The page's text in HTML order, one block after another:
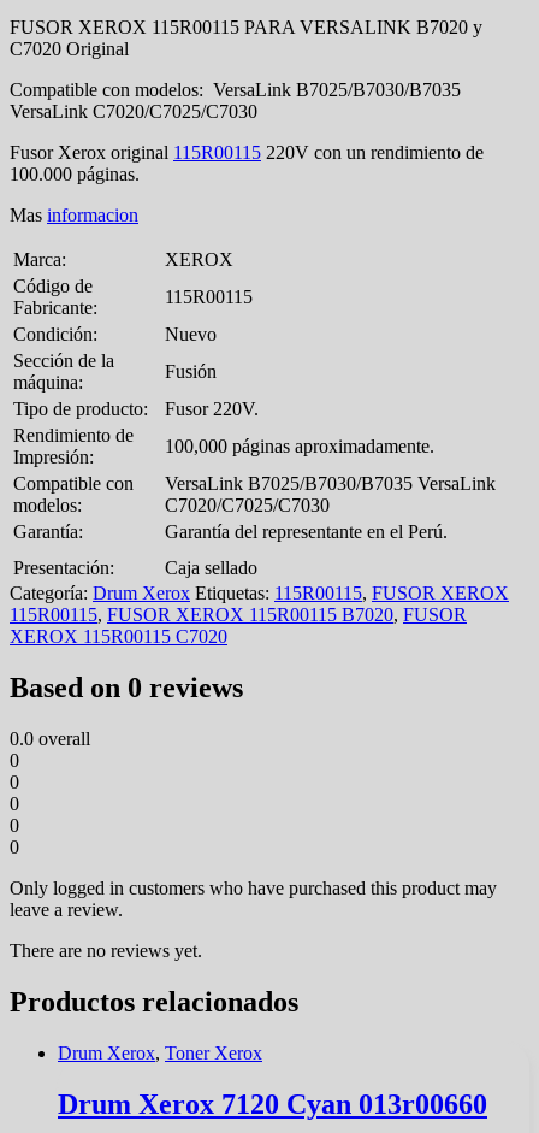
FUSOR XEROX 115R00115 PARA VERSALINK B7020 y
C7020 Original
Compatible con modelos: VersaLink B7025/B7030/B7035
VersaLink C7020/C7025/C7030
Fusor Xerox original 115R00115 220V con un rendimiento de
100.000 páginas.
Mas informacion
Marca:
XEROX
Código de
Fabricante:
115R00115
Condición:
Nuevo
Sección de la
máquina:
Fusión
Tipo de producto:
Fusor 220V.
Rendimiento de
Impresión:
100,000 páginas aproximadamente.
Compatible con
modelos:
VersaLink B7025/B7030/B7035 VersaLink
C7020/C7025/C7030
Garantía:
Garantía del representante en el Perú.
Presentación:
Caja sellado
Categoría: Drum Xerox Etiquetas: 115R00115, FUSOR XEROX
115R00115, FUSOR XEROX 115R00115 B7020, FUSOR
XEROX 115R00115 C7020
Based on 0 reviews
0.0 overall
0
0
0
0
0
Only logged in customers who have purchased this product may
leave a review.
There are no reviews yet.
Productos relacionados
Drum Xerox, Toner Xerox
Drum Xerox 7120 Cyan 013r00660